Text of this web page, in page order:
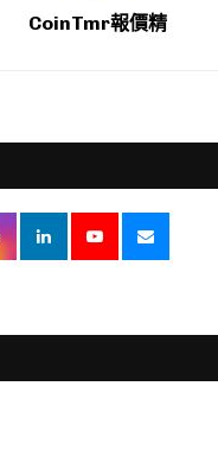
CoinTmr報價精